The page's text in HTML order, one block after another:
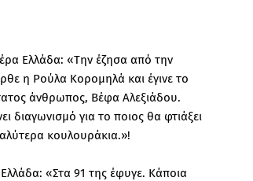
Ελλάδα: «Την έζησα από την
η Ρούλα Κορομηλά και έγινε το
άνθρωπος, Βέφα Αλεξιάδου.
διαγωνισμό για το ποιος θα φτιάξει
κουλουράκια.»!
«Στα 91 της έφυγε. Κάποια